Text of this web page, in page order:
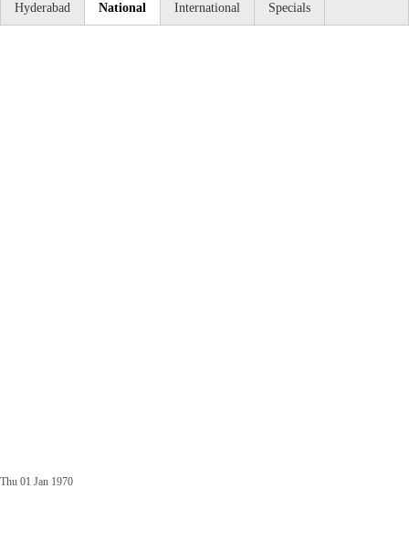
Hyderabad National International Specials
Thu 01 Jan 1970